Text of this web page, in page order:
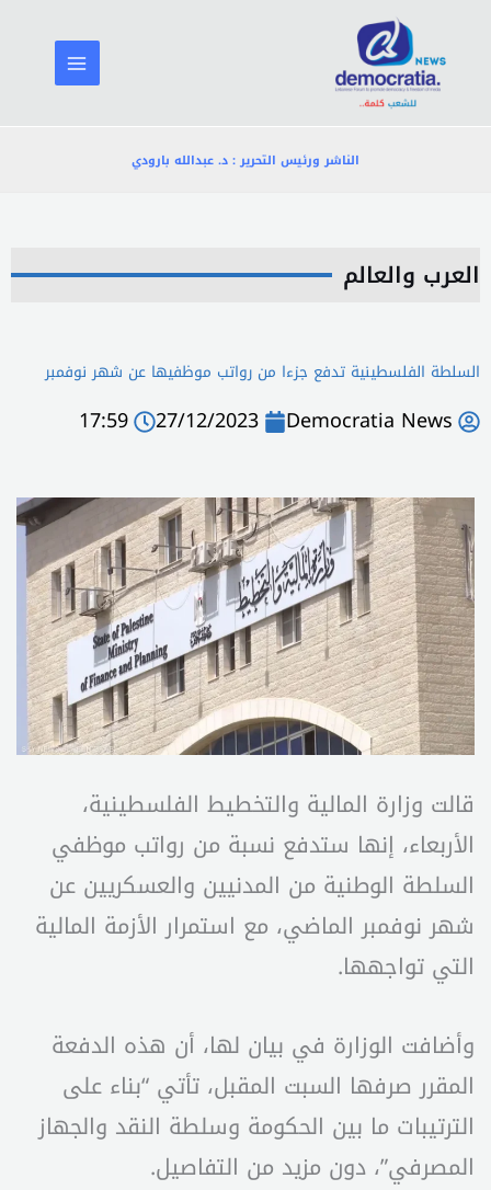
المحتوى
الناشر ورئيس التحرير : د. عبدالله بارودي
العرب والعالم
السلطة الفلسطينية تدفع جزءا من رواتب موظفيها عن شهر نوفمبر
Democratia News
27/12/2023
17:59
قالت وزارة المالية والتخطيط الفلسطينية،
الأربعاء، إنها ستدفع نسبة من رواتب موظفي
السلطة الوطنية من المدنيين والعسكريين عن
شهر نوفمبر الماضي، مع استمرار الأزمة المالية
التي تواجهها.
وأضافت الوزارة في بيان لها، أن هذه الدفعة
المقرر صرفها السبت المقبل، تأتي “بناء على
الترتيبات ما بين الحكومة وسلطة النقد والجهاز
المصرفي”، دون مزيد من التفاصيل.